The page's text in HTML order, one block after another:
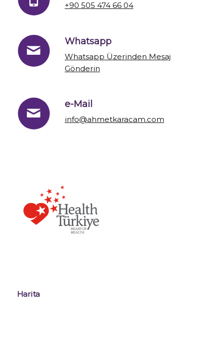
+90 505 474 66 04
Whatsapp
Whatsapp Üzerinden Mesaj
Gönderin
e-Mail
info@ahmetkaracam.com
Harita